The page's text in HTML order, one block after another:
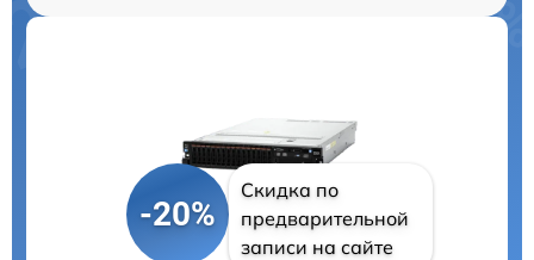
-20%
Скидка по
предварительной
записи на сайте